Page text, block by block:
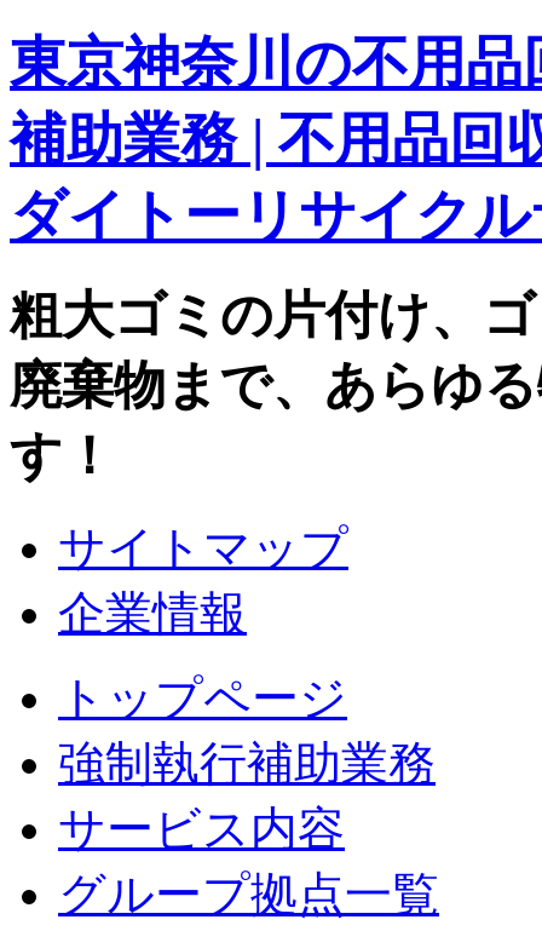
東京神奈川の不用
補助業務 | 不用品回
ダイトーリサイク
粗大ゴミの片付け、
廃棄物まで、あらゆ
す！
サイトマップ
企業情報
トップページ
強制執行補助業務
サービス内容
グループ拠点一覧